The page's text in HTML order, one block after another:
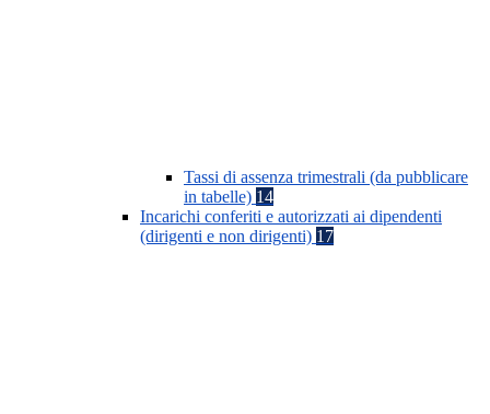
Tassi di assenza trimestrali (da pubblicare
in tabelle) 14
Incarichi conferiti e autorizzati ai dipendenti
(dirigenti e non dirigenti) 17